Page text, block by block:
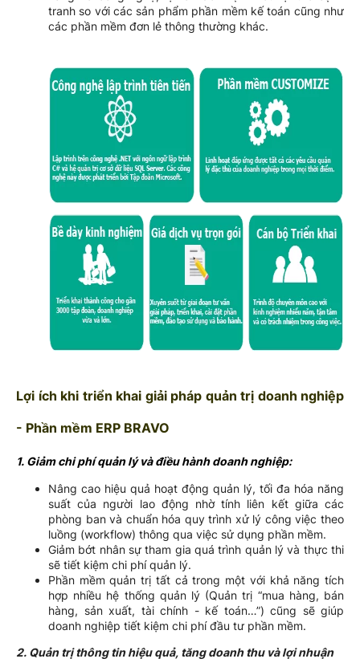
tranh so với các sản phẩm phần mềm kế toán cũng như
các phần mềm đơn lẻ thông thường khác.
Lợi ích khi triển khai giải pháp quản trị doanh nghiệp
- Phần mềm ERP BRAVO
1. Giảm chi phí quản lý và điều hành doanh nghiệp:
Nâng cao hiệu quả hoạt động quản lý, tối đa hóa năng
suất của người lao động nhờ tính liên kết giữa các
phòng ban và chuẩn hóa quy trình xử lý công việc theo
luồng (workflow) thông qua việc sử dụng phần mềm.
Giảm bớt nhân sự tham gia quá trình quản lý và thực thi
sẽ tiết kiệm chi phí quản lý.
Phần mềm quản trị tất cả trong một với khả năng tích
hợp nhiều hệ thống quản lý (Quản trị “mua hàng, bán
hàng, sản xuất, tài chính - kế toán…”) cũng sẽ giúp
doanh nghiệp tiết kiệm chi phí đầu tư phần mềm.
2. Quản trị thông tin hiệu quả, tăng doanh thu và lợi nhuận